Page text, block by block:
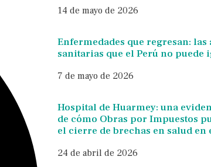
14 de mayo de 2026
Enfermedades que regresan: las
sanitarias que el Perú no puede
7 de mayo de 2026
Hospital de Huarmey: una
de cómo Obras por Impuestos
el cierre de brechas en salud en
24 de abril de 2026